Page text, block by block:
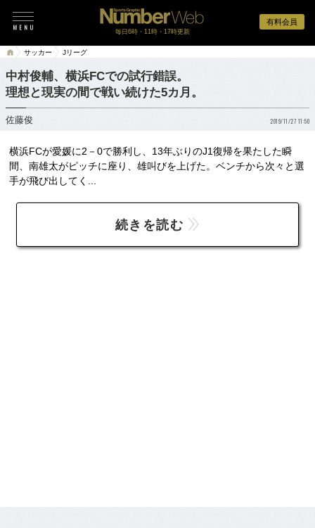
有料会員
毎日6時・11時・17時更新
サッカー Jリーグ
中村俊輔、横浜FCでの試行錯誤。
理想と現実の間で戦い続けた5カ月。
佐藤俊 2019/11/27 11:50
横浜FCが愛媛に2－0で勝利し、13年ぶりのJ1復帰を果たした瞬
間、南雄太がピッチに座り、雄叫びを上げた。ベンチから次々と選
手が飛び出してく...
続きを読む